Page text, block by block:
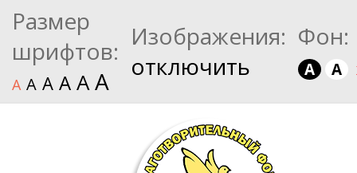
Размер
шрифтов:
A A A A AA
Изображения:
отключить
Фон:
A A